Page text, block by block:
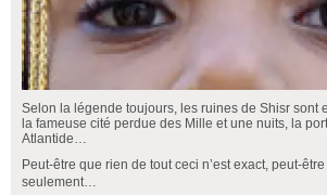
Selon la légende toujours, les ruines de Shisr sont
la fameuse cité perdue des Mille et une nuits, la
Atlantide…
Peut-être que rien de tout ceci n’est exact, peut-
seulement…